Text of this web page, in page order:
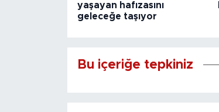
yaşayan hafızasını
geleceğe taşıyor
Bu içeriğe tepkiniz